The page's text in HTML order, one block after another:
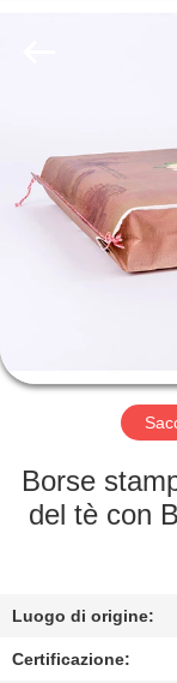
FATORY
Borse
del tè con
Luogo di origine:
Certificazione: